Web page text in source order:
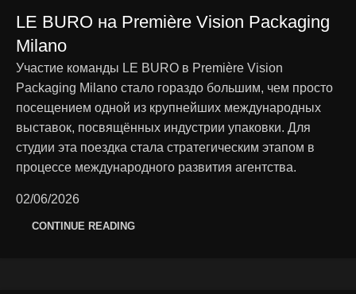
LE BURO на Première Vision Packaging
Milano
Участие команды LE BURO в Première Vision
Packaging Milano стало гораздо большим, чем просто
посещением одной из крупнейших международных
выставок, посвящённых индустрии упаковки. Для
студии эта поездка стала стратегическим этапом в
процессе международного развития агентства.
02/06/2026
CONTINUE READING